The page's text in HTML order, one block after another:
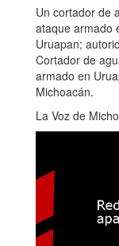
Un cortador de
ataque armado
Uruapan;
Cortador de
armado en
Michoacán.
La Voz de